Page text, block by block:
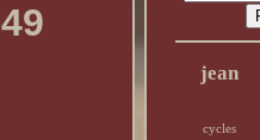
jean
cycles